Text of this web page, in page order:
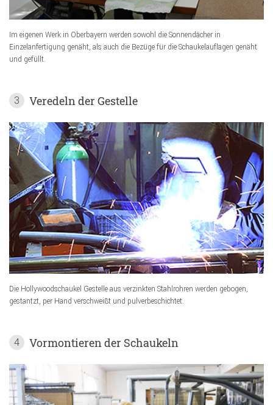
Im eigenen Werk in Oberbayern werden sowohl die Sonnendächer in
Einzelanfertigung genäht, als auch die Bezüge für die Schaukelauflagen genäht
und gefüllt.
3 Veredeln der Gestelle
Die Hollywoodschaukel Gestelle aus verzinkten Stahlrohren werden gebogen,
gestantzt, per Hand verschweißt und pulverbeschichtet.
4 Vormontieren der Schaukeln